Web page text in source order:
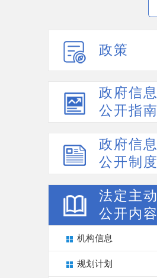
政策
政府信息
公开指南
政府信息
公开制度
法定主动
公开内容
机构信息
规划计划